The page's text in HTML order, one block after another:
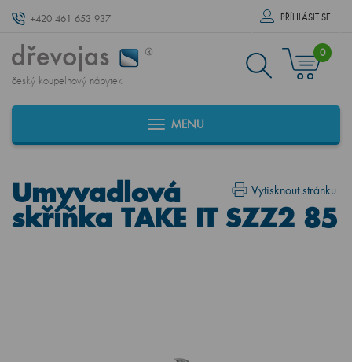
+420 461 653 937 PŘÍHLÁSIT SE
český koupelnový nábytek
0
MENU
Vytisknout stránku
Umyvadlová
skříňka TAKE IT SZZ2 85